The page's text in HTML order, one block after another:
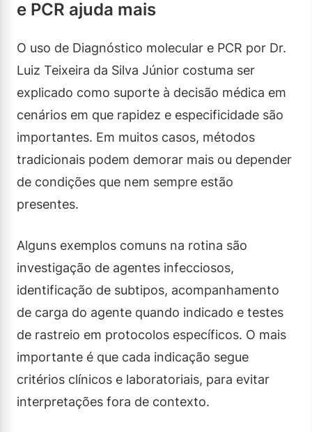
e PCR ajuda mais
O uso de Diagnóstico molecular e PCR por Dr.
Luiz Teixeira da Silva Júnior costuma ser
explicado como suporte à decisão médica em
cenários em que rapidez e especificidade são
importantes. Em muitos casos, métodos
tradicionais podem demorar mais ou depender
de condições que nem sempre estão
presentes.
Alguns exemplos comuns na rotina são
investigação de agentes infecciosos,
identificação de subtipos, acompanhamento
de carga do agente quando indicado e testes
de rastreio em protocolos específicos. O mais
importante é que cada indicação segue
critérios clínicos e laboratoriais, para evitar
interpretações fora de contexto.